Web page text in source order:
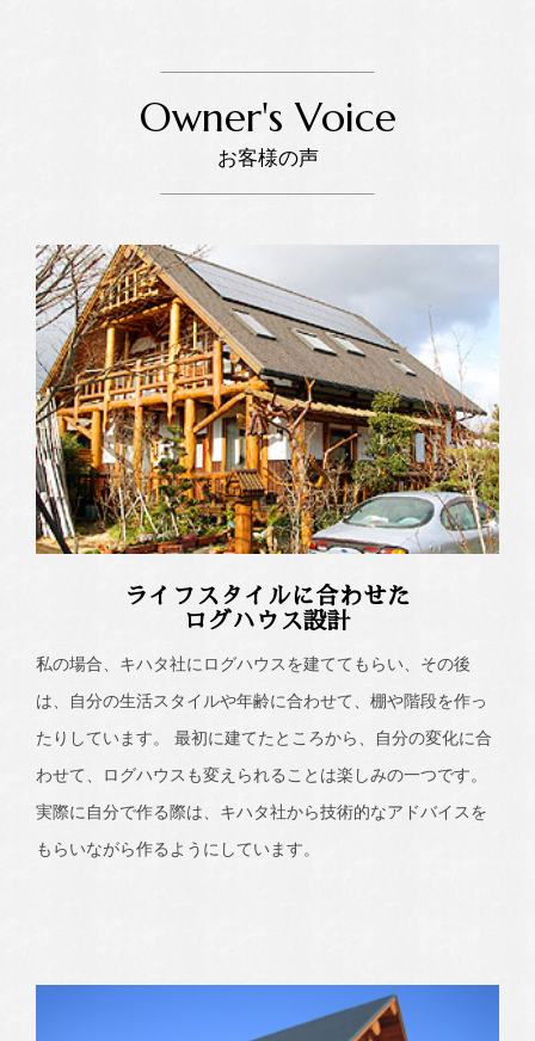
Owner's Voice
お客様の声
ライフスタイルに合わせた
ログハウス設計
私の場合、キハタ社にログハウスを建ててもらい、その後
は、自分の生活スタイルや年齢に合わせて、棚や階段を作っ
たりしています。 最初に建てたところから、自分の変化に合
わせて、ログハウスも変えられることは楽しみの一つです。
実際に自分で作る際は、キハタ社から技術的なアドバイスを
もらいながら作るようにしています。